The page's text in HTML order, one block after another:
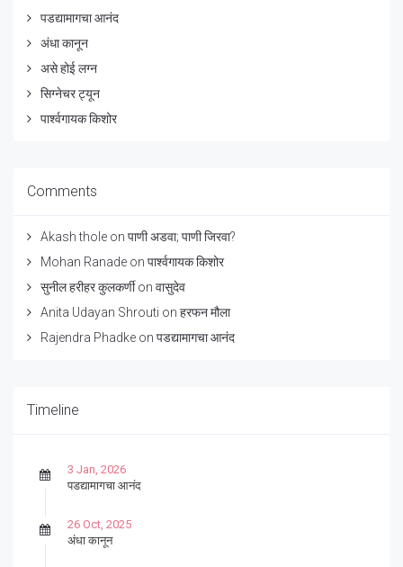
पडद्यामागचा आनंद
अंधा कानून
असे होई लग्न
सिग्नेचर ट्यून
पार्श्वगायक किशोर
Comments
Akash thole on पाणी अडवा; पाणी जिरवा?
Mohan Ranade on पार्श्वगायक किशोर
सुनील हरीहर कुलकर्णीon वासुदेव
Anita Udayan Shrouti on हरफन मौला
Rajendra Phadke on पडद्यामागचा आनंद
Timeline
3 Jan, 2026
पडद्यामागचा आनंद
26 Oct, 2025
अंधा कानून